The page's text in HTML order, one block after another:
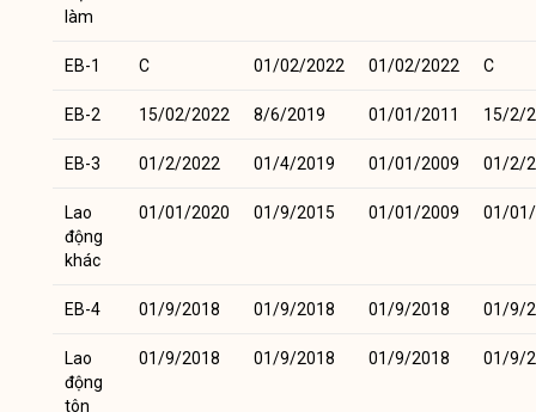
làm
EB-1 C 01/02/2022 01/02/2022 C
EB-2 15/02/2022 8/6/2019 01/01/2011 15/2/
EB-3 01/2/2022 01/4/2019 01/01/2009 01/2/
Lao
động
khác
01/01/2020 01/9/2015 01/01/2009 01/
EB-4 01/9/2018 01/9/2018 01/9/2018 01/9/
Lao
động
tôn
01/9/2018 01/9/2018 01/9/2018 01/9/